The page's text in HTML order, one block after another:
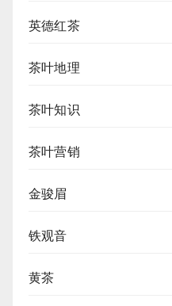
英德红茶
茶叶地理
茶叶知识
茶叶营销
金骏眉
铁观音
黄茶